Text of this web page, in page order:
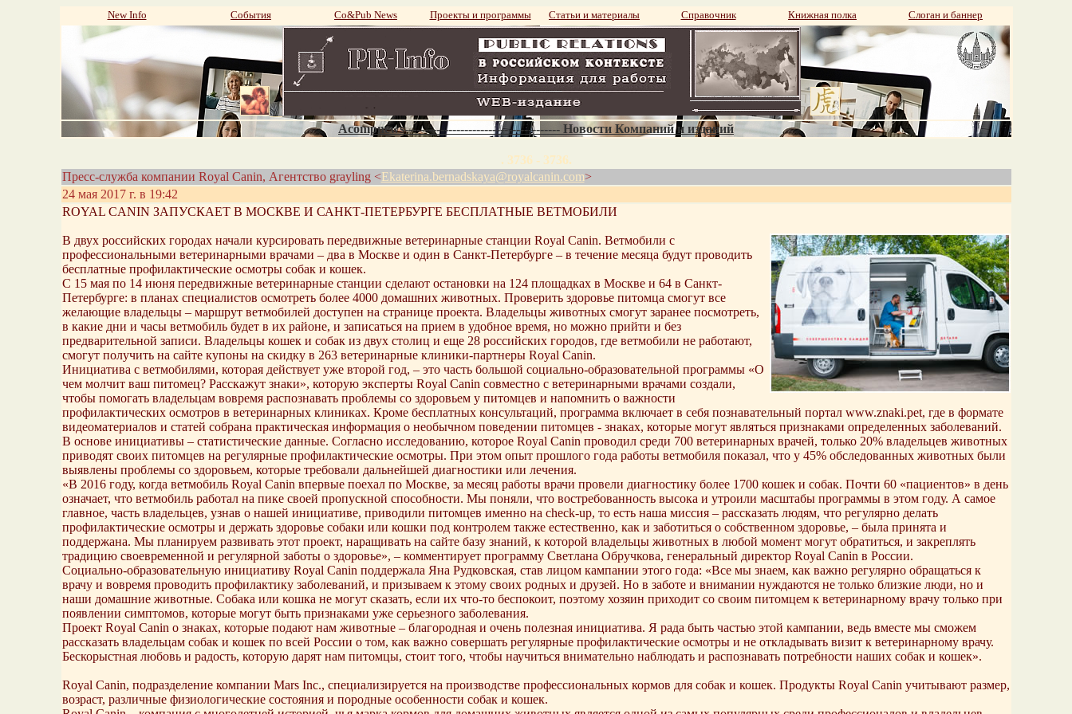
New Info События Со&Pub News Проекты и программы Статьи и материалы Справочник Книжная полка Слоган и баннер
Acompnews--------------------------------------- Новости Компаний и изданий
. 3736 - 3736.
Пресс-служба компании Royal Canin, Агентство grayling <Ekaterina.bernadskaya@royalcanin.com>
24 мая 2017 г. в 19:42
ROYAL CANIN ЗАПУСКАЕТ В МОСКВЕ И САНКТ-ПЕТЕРБУРГЕ БЕСПЛАТНЫЕ ВЕТМОБИЛИ
В двух российских городах начали курсировать передвижные ветеринарные станции Royal Canin. Ветмобили с
профессиональными ветеринарными врачами – два в Москве и один в Санкт-Петербурге – в течение месяца будут проводить
бесплатные профилактические осмотры собак и кошек.
С 15 мая по 14 июня передвижные ветеринарные станции сделают остановки на 124 площадках в Москве и 64 в Санкт-
Петербурге: в планах специалистов осмотреть более 4000 домашних животных. Проверить здоровье питомца смогут все
желающие владельцы – маршрут ветмобилей доступен на странице проекта. Владельцы животных смогут заранее посмотреть,
в какие дни и часы ветмобиль будет в их районе, и записаться на прием в удобное время, но можно прийти и без
предварительной записи. Владельцы кошек и собак из двух столиц и еще 28 российских городов, где ветмобили не работают,
смогут получить на сайте купоны на скидку в 263 ветеринарные клиники-партнеры Royal Canin.
Инициатива с ветмобилями, которая действует уже второй год, – это часть большой социально-образовательной программы «О
чем молчит ваш питомец? Расскажут знаки», которую эксперты Royal Canin совместно с ветеринарными врачами создали,
чтобы помогать владельцам вовремя распознавать проблемы со здоровьем у питомцев и напомнить о важности
профилактических осмотров в ветеринарных клиниках. Кроме бесплатных консультаций, программа включает в себя познавательный портал www.znaki.pet, где в формате
видеоматериалов и статей собрана практическая информация о необычном поведении питомцев - знаках, которые могут являться признаками определенных заболеваний.
В основе инициативы – статистические данные. Согласно исследованию, которое Royal Canin проводил среди 700 ветеринарных врачей, только 20% владельцев животных
приводят своих питомцев на регулярные профилактические осмотры. При этом опыт прошлого года работы ветмобиля показал, что у 45% обследованных животных были
выявлены проблемы со здоровьем, которые требовали дальнейшей диагностики или лечения.
«В 2016 году, когда ветмобиль Royal Canin впервые поехал по Москве, за месяц работы врачи провели диагностику более 1700 кошек и собак. Почти 60 «пациентов» в день
означает, что ветмобиль работал на пике своей пропускной способности. Мы поняли, что востребованность высока и утроили масштабы программы в этом году. А самое
главное, часть владельцев, узнав о нашей инициативе, приводили питомцев именно на check-up, то есть наша миссия – рассказать людям, что регулярно делать
профилактические осмотры и держать здоровье собаки или кошки под контролем также естественно, как и заботиться о собственном здоровье, – была принята и
поддержана. Мы планируем развивать этот проект, наращивать на сайте базу знаний, к которой владельцы животных в любой момент могут обратиться, и закреплять
традицию своевременной и регулярной заботы о здоровье», – комментирует программу Светлана Обручкова, генеральный директор Royal Canin в России.
Социально-образовательную инициативу Royal Canin поддержала Яна Рудковская, став лицом кампании этого года: «Все мы знаем, как важно регулярно обращаться к
врачу и вовремя проводить профилактику заболеваний, и призываем к этому своих родных и друзей. Но в заботе и внимании нуждаются не только близкие люди, но и
наши домашние животные. Собака или кошка не могут сказать, если их что-то беспокоит, поэтому хозяин приходит со своим питомцем к ветеринарному врачу только при
появлении симптомов, которые могут быть признаками уже серьезного заболевания.
Проект Royal Canin о знаках, которые подают нам животные – благородная и очень полезная инициатива. Я рада быть частью этой кампании, ведь вместе мы сможем
рассказать владельцам собак и кошек по всей России о том, как важно совершать регулярные профилактические осмотры и не откладывать визит к ветеринарному врачу.
Бескорыстная любовь и радость, которую дарят нам питомцы, стоит того, чтобы научиться внимательно наблюдать и распознавать потребности наших собак и кошек».
Royal Canin, подразделение компании Mars Inc., специализируется на производстве профессиональных кормов для собак и кошек. Продукты Royal Canin учитывают размер,
возраст, различные физиологические состояния и породные особенности собак и кошек.